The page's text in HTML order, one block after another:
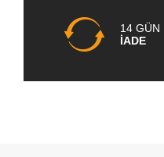
14 GÜN
İADE